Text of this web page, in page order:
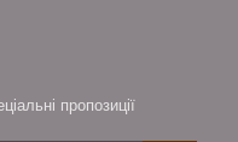
пропозиції